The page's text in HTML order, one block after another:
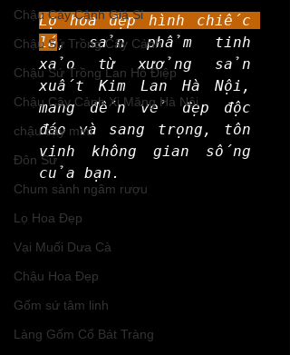
Chậu Cây Cảnh Giá Sỉ
Chậu Sứ Trồng Cây Cảnh
Chậu Sứ Trồng Lan Hồ Điệp
Chậu Cây Cảnh Xi Măng Hà Nội
chậu cây mini
Đôn Sứ
Chum sành ngâm rượu
Lọ Hoa Đẹp
Vại Muối Dưa Cà
Chậu Hoa Đẹp
Gốm sứ tâm linh
Làng Gốm Cổ Bát Tràng
Lọ hoa đẹp hình chiếc
lá, sản phẩm tinh
xảo từ xưởng sản
xuất Kim Lan Hà Nội,
mang đến vẻ đẹp độc
đáo và sang trọng, tôn
vinh không gian sống
của bạn.